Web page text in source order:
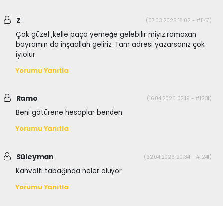
Z (07.03.2026 18:02 - #1147)
Çok güzel ,kelle paça yemeğe gelebilir miyiz.ramaxan
bayramın da inşaallah geliriz. Tam adresi yazarsanız çok
iyiolur
Yorumu Yanıtla
Ramo (16.04.2026 02:19 - #1231)
Beni götürene hesaplar benden
Yorumu Yanıtla
Süleyman (22.04.2026 20:34 - #1241)
Kahvaltı tabağında neler oluyor
Yorumu Yanıtla